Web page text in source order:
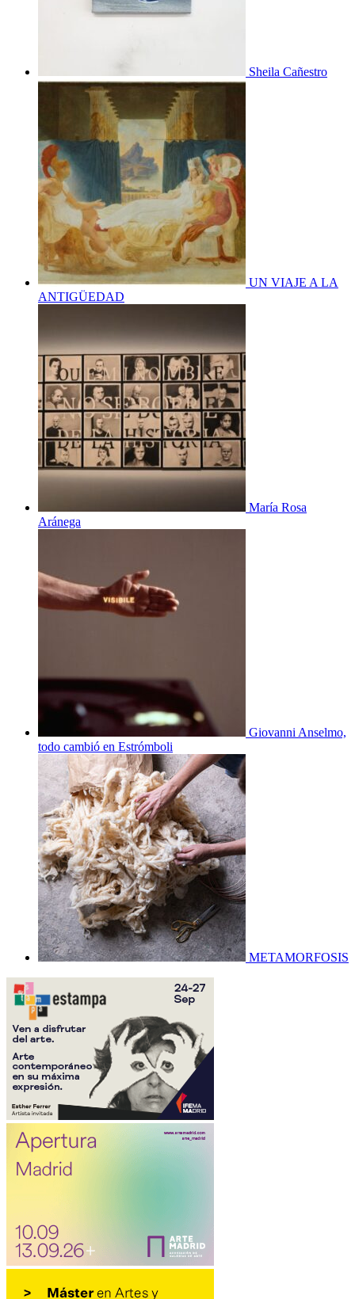
Sheila Cañestro
UN VIAJE A LA
ANTIGÜEDAD
María Rosa
Aránega
Giovanni Anselmo,
todo cambió en Estrómboli
METAMORFOSIS